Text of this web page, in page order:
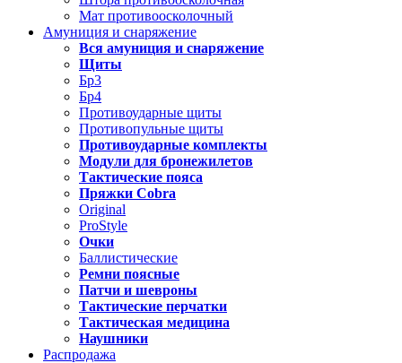
Мат противоосколочный
Амуниция и снаряжение
Вся амуниция и снаряжение
Щиты
Бр3
Бр4
Противоударные щиты
Противопульные щиты
Противоударные комплекты
Модули для бронежилетов
Тактические пояса
Пряжки Cobra
Original
ProStyle
Очки
Баллистические
Ремни поясные
Патчи и шевроны
Тактические перчатки
Тактическая медицина
Наушники
Распродажа